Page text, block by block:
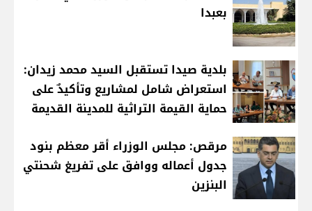
بعبدا
بلدية صيدا تستقبل السيد محمد زيدان:
استعراض شامل لمشاريع وتأكيدٌ على
حماية القيمة التراثية للمدينة القديمة
مرقص: مجلس الوزراء أقر معظم بنود
جدول أعماله ووافق على تفريغ شحنتي
البنزين